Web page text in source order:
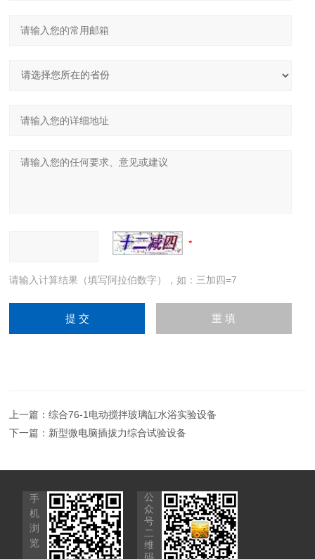
请输入计算结果（填写阿拉伯数字），如：三加四=7
上一篇：综合76-1电动搅拌玻璃缸水浴实验设备
下一篇： 新型微电脑插拔力综合试验设备
手
机
浏
览
公
众
号
二
维